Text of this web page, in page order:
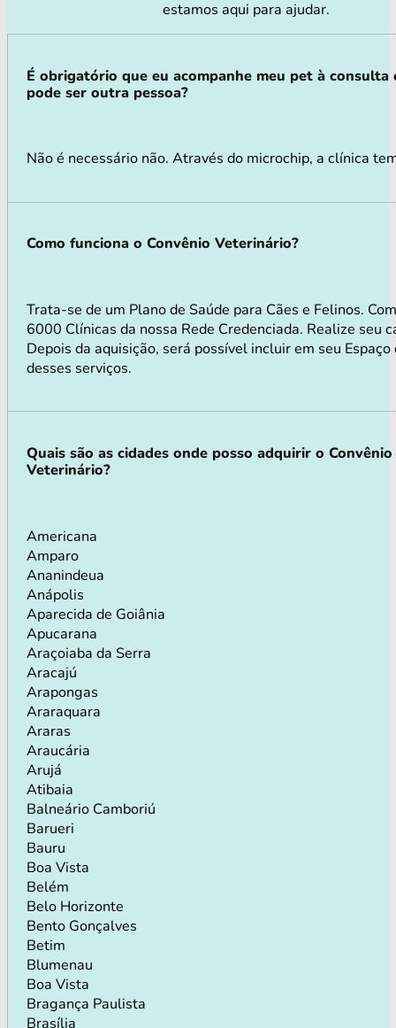
estamos aqui para ajudar.
É obrigatório que eu acompanhe meu pet à consulta
pode ser outra pessoa?
Não é necessário não. Através do microchip, a clínica
Como funciona o Convênio Veterinário?
Trata-se de um Plano de Saúde para Cães e Felinos.
6000 Clínicas da nossa Rede Credenciada. Realize seu
Depois da aquisição, será possível incluir em seu
desses serviços.
Quais são as cidades onde posso adquirir o Convênio
Veterinário?
Americana
Amparo
Ananindeua
Anápolis
Aparecida de Goiânia
Apucarana
Araçoiaba da Serra
Aracajú
Arapongas
Araraquara
Araras
Araucária
Arujá
Atibaia
Balneário Camboriú
Barueri
Bauru
Boa Vista
Belém
Belo Horizonte
Bento Gonçalves
Betim
Blumenau
Boa Vista
Bragança Paulista
Brasília